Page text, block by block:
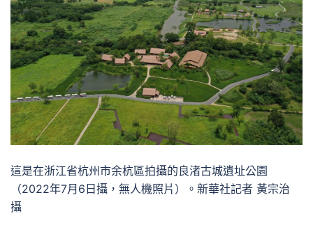
這是在浙江省杭州市余杭區拍攝的良渚古城遺址公園
（2022年7月6日攝，無人機照片）。新華社記者 黃宗治
攝